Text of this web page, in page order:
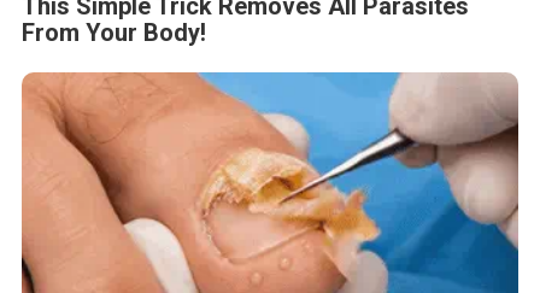
From Your Body!